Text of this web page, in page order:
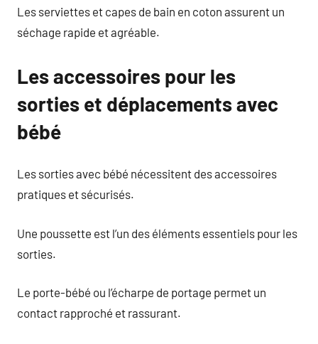
Les serviettes et capes de bain en coton assurent un
séchage rapide et agréable.
Les accessoires pour les
sorties et déplacements avec
bébé
Les sorties avec bébé nécessitent des accessoires
pratiques et sécurisés.
Une poussette est l’un des éléments essentiels pour les
sorties.
Le porte-bébé ou l’écharpe de portage permet un
contact rapproché et rassurant.